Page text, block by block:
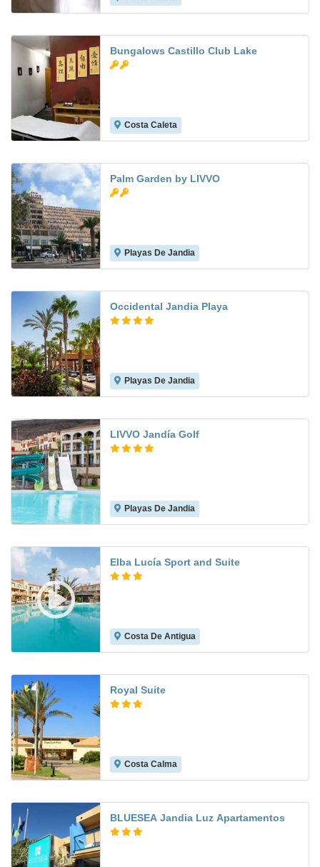
Bungalows Castillo Club Lake
Costa Caleta
Palm Garden by LIVVO
Playas De Jandia
Occidental Jandia Playa
Playas De Jandia
LIVVO Jandía Golf
Playas De Jandia
Elba Lucía Sport and Suite
Costa De Antigua
Royal Suite
Costa Calma
BLUESEA Jandia Luz Apartamentos